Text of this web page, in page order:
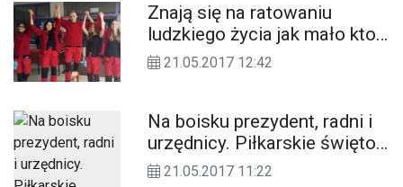
Znają się na ratowaniu
ludzkiego życia jak mało kto.
Drużyna II LO najlepsza na
21.05.2017 12:42
Na boisku prezydent, radni i
urzędnicy. Piłkarskie święto
na stadionie "Kuźniczka".
21.05.2017 11:22